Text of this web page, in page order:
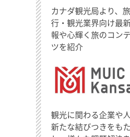
​カナダ観光局より、旅
行・観光業界向け最
報や心輝く旅のコン
ツを紹介
観光に関わる企業や
新たな結びつきをも